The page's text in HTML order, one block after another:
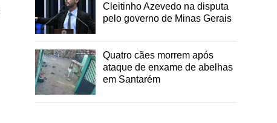
Cleitinho Azevedo na disputa
pelo governo de Minas Gerais
Quatro cães morrem após
ataque de enxame de abelhas
em Santarém